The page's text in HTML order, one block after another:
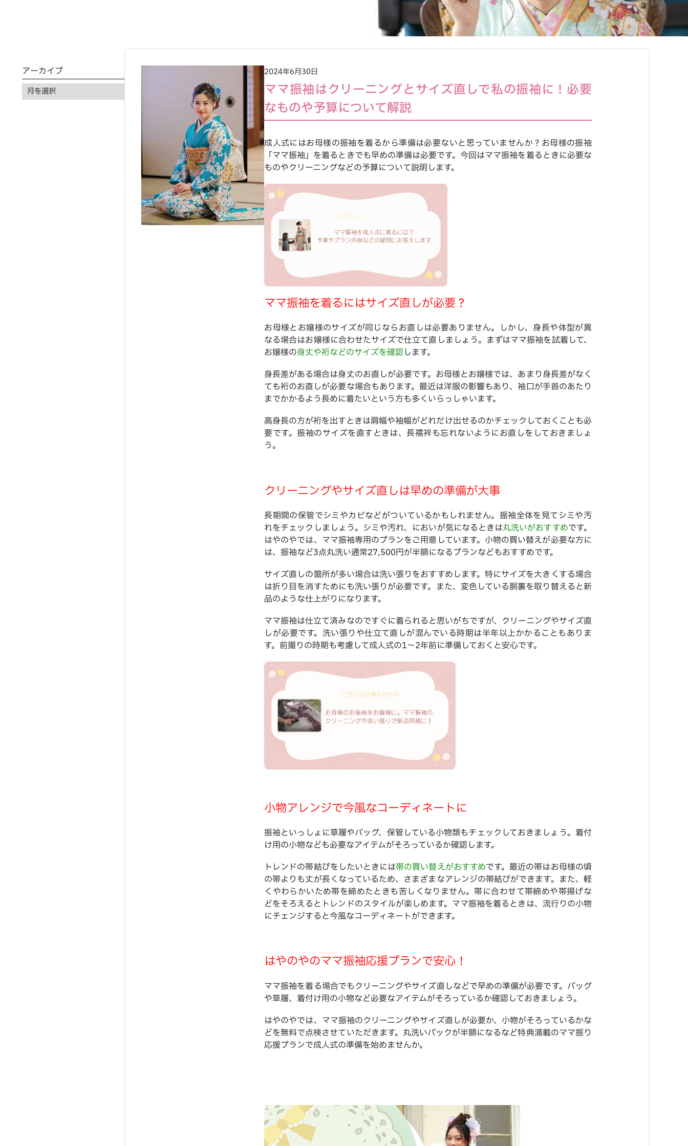
アーカイブ 2024年6月30日
ママ振袖はクリーニングとサイズ直しで私の振袖に！必要
なものや予算について解説
成人式にはお母様の振袖を着るから準備は必要ないと思っていませんか？お母様の振袖
「ママ振袖」を着るときでも早めの準備は必要です。今回はママ振袖を着るときに必要な
ものやクリーニングなどの予算について説明します。
ママ振袖を着るにはサイズ直しが必要？
お母様とお嬢様のサイズが同じならお直しは必要ありません。しかし、身長や体型が異
なる場合はお嬢様に合わせたサイズで仕立て直しましょう。まずはママ振袖を試着して、
お嬢様の身丈や裄などのサイズを確認します。
身長差がある場合は身丈のお直しが必要です。お母様とお嬢様では、あまり身長差がなく
ても裄のお直しが必要な場合もあります。最近は洋服の影響もあり、袖口が手首のあたり
までかかるよう長めに着たいという方も多くいらっしゃいます。
高身長の方が裄を出すときは肩幅や袖幅がどれだけ出せるのかチェックしておくことも必
要です。振袖のサイズを直すときは、長襦袢も忘れないようにお直しをしておきましょ
う。
クリーニングやサイズ直しは早めの準備が大事
長期間の保管でシミやカビなどがついているかもしれません。振袖全体を見てシミや汚
れをチェックしましょう。シミや汚れ、においが気になるときは丸洗いがおすすめです。
はやのやでは、ママ振袖専用のプランをご用意しています。小物の買い替えが必要な方に
は、振袖など3点丸洗い通常27,500円が半額になるプランなどもおすすめです。
サイズ直しの箇所が多い場合は洗い張りをおすすめします。特にサイズを大きくする場合
は折り目を消すためにも洗い張りが必要です。また、変色している胴裏を取り替えると新
品のような仕上がりになります。
ママ振袖は仕立て済みなのですぐに着られると思いがちですが、クリーニングやサイズ直
しが必要です。洗い張りや仕立て直しが混んでいる時期は半年以上かかることもありま
す。前撮りの時期も考慮して成人式の1〜2年前に準備しておくと安心です。
小物アレンジで今風なコーディネートに
振袖といっしょに草履やバッグ、保管している小物類もチェックしておきましょう。着付
け用の小物なども必要なアイテムがそろっているか確認します。
トレンドの帯結びをしたいときには帯の買い替えがおすすめです。最近の帯はお母様の頃
の帯よりも丈が長くなっているため、さまざまなアレンジの帯結びができます。また、軽
くやわらかいため帯を締めたときも苦しくなりません。帯に合わせて帯締めや帯揚げな
どをそろえるとトレンドのスタイルが楽しめます。ママ振袖を着るときは、流行りの小物
にチェンジすると今風なコーディネートができます。
はやのやのママ振袖応援プランで安心！
ママ振袖を着る場合でもクリーニングやサイズ直しなどで早めの準備が必要です。バッグ
や草履、着付け用の小物など必要なアイテムがそろっているか確認しておきましょう。
はやのやでは、ママ振袖のクリーニングやサイズ直しが必要か、小物がそろっているかな
どを無料で点検させていただきます。丸洗いパックが半額になるなど特典満載のママ振り
応援プランで成人式の準備を始めませんか。